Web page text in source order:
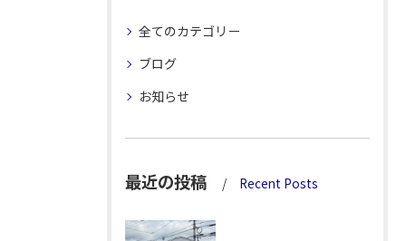
全てのカテゴリー
ブログ
お知らせ
最近の投稿 Recent Posts